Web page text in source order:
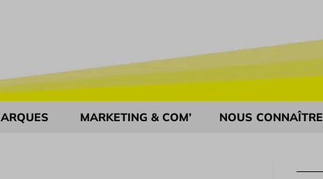
MARKETING & COM’ NOUS CONNAÎTRE